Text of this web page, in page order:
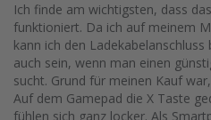
Ich finde am wichtigsten, dass
funktioniert. Da ich auf meinem
kann ich den
auch sein, wenn man einen
sucht. Grund für meinen Kauf
Auf dem Gamepad die X Taste
fühlen sich ganz locker. Als